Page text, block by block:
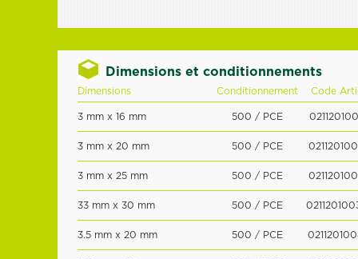
Dimensions et conditionnements
Dimensions Conditionnement Code
3 mm x 16 mm 500 / PCE
3 mm x 20 mm 500 / PCE
3 mm x 25 mm 500 / PCE
33 mm x 30 mm 500 / PCE
3.5 mm x 20 mm 500 / PCE